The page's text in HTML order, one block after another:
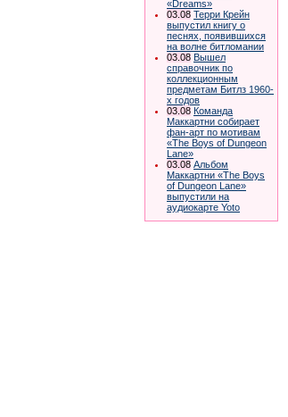
«Dreams»
03.08 Терри Крейн
выпустил книгу о
песнях, появившихся
на волне битломании
03.08 Вышел
справочник по
коллекционным
предметам Битлз 1960-
х годов
03.08 Команда
Маккартни собирает
фан-арт по мотивам
«The Boys of Dungeon
Lane»
03.08 Альбом
Маккартни «The Boys
of Dungeon Lane»
выпустили на
аудиокарте Yoto